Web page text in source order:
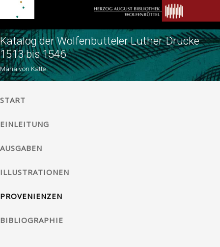
Katalog der Wolfenbütteler Luther-Drucke
1513 bis 1546
Maria von Katte
START
EINLEITUNG
AUSGABEN
ILLUSTRATIONEN
PROVENIENZEN
BIBLIOGRAPHIE